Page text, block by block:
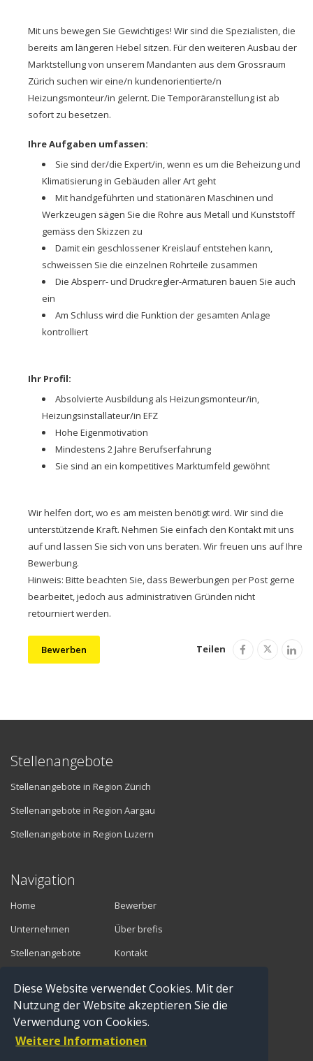
Diese Website verwendet Cookies. Mit der
Nutzung der Website akzeptieren Sie die
Verwendung von Cookies.
Weitere Informationen
Mit uns bewegen Sie Gewichtiges! Wir sind die Spezialisten, die
bereits am längeren Hebel sitzen. Für den weiteren Ausbau der
Marktstellung von unserem Mandanten aus dem Grossraum
Zürich suchen wir eine/n kundenorientierte/n
Heizungsmonteur/in gelernt. Die Temporäranstellung ist ab
sofort zu besetzen.
Ihre Aufgaben umfassen:
Sie sind der/die Expert/in, wenn es um die Beheizung und
Klimatisierung in Gebäuden aller Art geht
Mit handgeführten und stationären Maschinen und
Werkzeugen sägen Sie die Rohre aus Metall und Kunststoff
gemäss den Skizzen zu
Damit ein geschlossener Kreislauf entstehen kann,
schweissen Sie die einzelnen Rohrteile zusammen
Die Absperr- und Druckregler-Armaturen bauen Sie auch
ein
Am Schluss wird die Funktion der gesamten Anlage
kontrolliert
Ihr Profil:
Absolvierte Ausbildung als Heizungsmonteur/in,
Heizungsinstallateur/in EFZ
Hohe Eigenmotivation
Mindestens 2 Jahre Berufserfahrung
Sie sind an ein kompetitives Marktumfeld gewöhnt
Wir helfen dort, wo es am meisten benötigt wird. Wir sind die
unterstützende Kraft. Nehmen Sie einfach den Kontakt mit uns
auf und lassen Sie sich von uns beraten. Wir freuen uns auf Ihre
Bewerbung.
Hinweis: Bitte beachten Sie, dass Bewerbungen per Post gerne
bearbeitet, jedoch aus administrativen Gründen nicht
retourniert werden.
Bewerben Teilen
Stellenangebote
Stellenangebote in Region Zürich
Stellenangebote in Region Aargau
Stellenangebote in Region Luzern
Navigation
Home
Unternehmen
Stellenangebote
Bewerber
Über brefis
Kontakt
Vermittler
Anmelden
Registrieren